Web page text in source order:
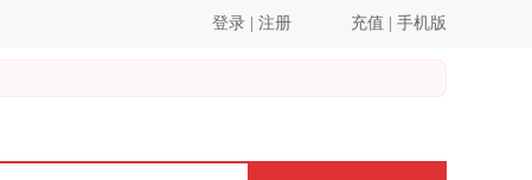
登录 注册 充值 手机版